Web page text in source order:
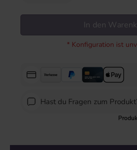
In den
* Konfiguration ist
Hast du Fragen zum